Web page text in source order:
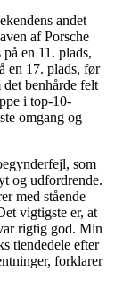
andet
af Porsche
en 11. plads,
en 17. plads, før
benhårde felt
i top-10-
omgang og
som
og udfordrende.
med stående
vigtigste er, at
rigtig god. Min
tiendedele efter
forklarer